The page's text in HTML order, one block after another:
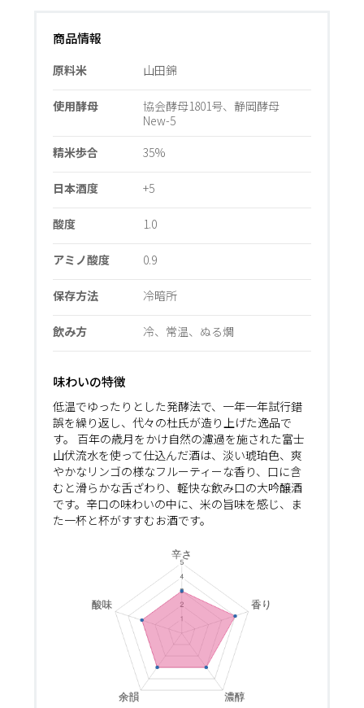
商品情報
原料米 山田錦
使用酵母
協会酵母1801号、静岡酵母
New-5
精米歩合
35%
日本酒度 +5
酸度 1.0
アミノ酸度 0.9
保存方法 冷暗所
飲み方 冷、常温、ぬる燗
味わいの特徴
低温でゆったりとした発酵法で、一年一年試行錯
誤を繰り返し、代々の杜氏が造り上げた逸品で
す。 百年の歳月をかけ自然の濾過を施された富士
山伏流水を使って仕込んだ酒は、淡い琥珀色、爽
やかなリンゴの様なフルーティーな香り、口に含
むと滑らかな舌ざわり、軽快な飲み口の大吟醸酒
です。辛口の味わいの中に、米の旨味を感じ、ま
た一杯と杯がすすむお酒です。